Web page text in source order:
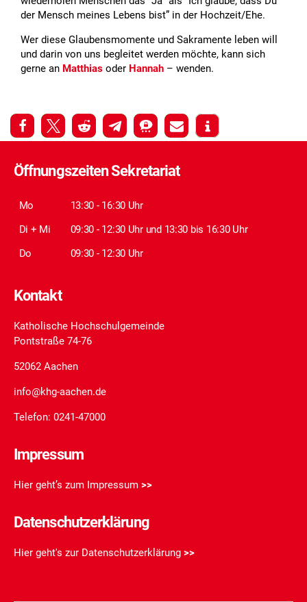
der Mensch meines Lebens bist” in der Hochzeit/Ehe.
Wer diese Glaubensmomente und Sakramente leben will
und darin von uns begleitet werden möchte, kann sich
gerne an Matthias oder Hannah – wenden.
Öffnungszeiten Sekretariat
Mo
13:30 - 16:30 Uhr
Di + Mi
09:30 - 12:30 Uhr und 13:30 bis 16:30 Uhr
Do
09:30 - 12:30 Uhr
Kontakt
Katholische Hochschulgemeinde
Pontstraße 74-76
52062 Aachen
info@khg-aachen.de
Telefon: 0241-47000
Impressum
Hier geht’s zum Impressum >>
Datenschutzerklärung
Hier geht's zur Datenschutzerklärung >>